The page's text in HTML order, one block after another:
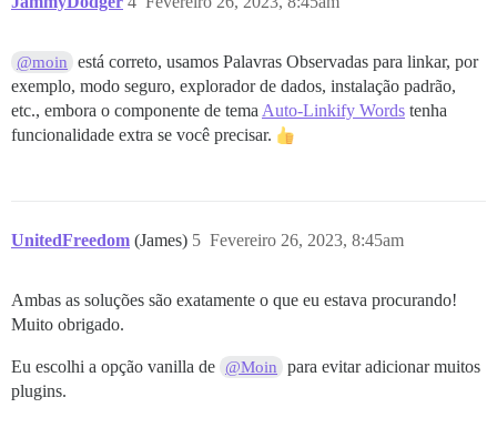
@moin
está correto, usamos Palavras Observadas para linkar, por
exemplo, modo seguro, explorador de dados, instalação padrão,
etc., embora o componente de temaAuto-Linkify Words tenha
funcionalidade extra se você precisar.
UnitedFreedom (James) Fevereiro 26, 2023, 8:45am
5
Ambas as soluções são exatamente o que eu estava procurando!
Muito obrigado.
Eu escolhi a opção vanilla de @Moin
para evitar adicionar muitos
plugins.